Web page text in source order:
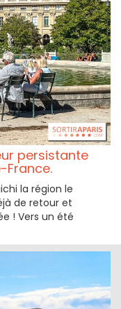
persistante
France.
la région le
de retour et
! Vers un été